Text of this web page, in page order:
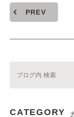
PREV
CATEGORY